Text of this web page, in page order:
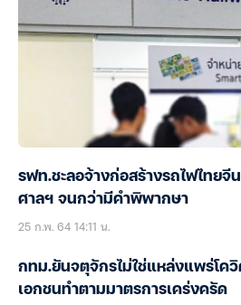
รฟท.ชะลอจ้างก่อสร้างรถไฟไทย
ศาลฯ จนกว่ามีคำพิพากษา
25 ก.พ. 64 14:11 น.
กทม.ยันจตุจักรไม่ใช่แหล่งแพร่โค
เอกชนทำตามมาตรการเคร่งครัด